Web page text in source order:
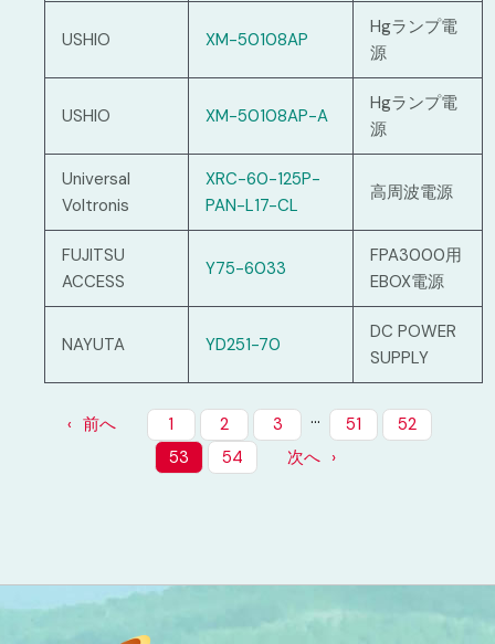
USHIO XM-50108AP
Hgランプ電
源
USHIO XM-50108AP-A
Hgランプ電
源
Universal
Voltronis
XRC-60-125P-
PAN-L17-CL
高周波電源
FUJITSU
ACCESS
Y75-6033
FPA3000用
EBOX電源
NAYUTA YD251-70
DC POWER
SUPPLY
前へ 1 2 3 … 51
52
53
54 次へ